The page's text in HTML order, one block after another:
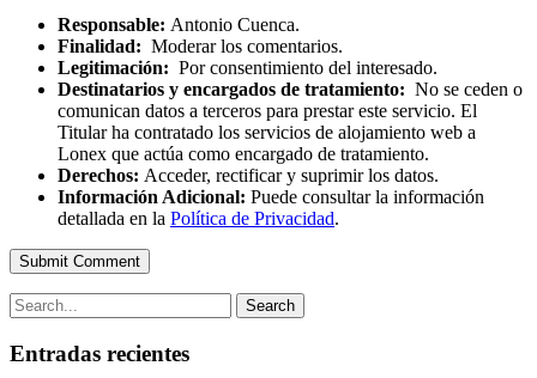
Responsable: Antonio Cuenca.
Finalidad: Moderar los comentarios.
Legitimación: Por consentimiento del interesado.
Destinatarios y encargados de tratamiento: No se ceden o
comunican datos a terceros para prestar este servicio. El
Titular ha contratado los servicios de alojamiento web a
Lonex que actúa como encargado de tratamiento.
Derechos: Acceder, rectificar y suprimir los datos.
Información Adicional: Puede consultar la información
detallada en la Política de Privacidad.
Submit Comment
Search
Entradas recientes